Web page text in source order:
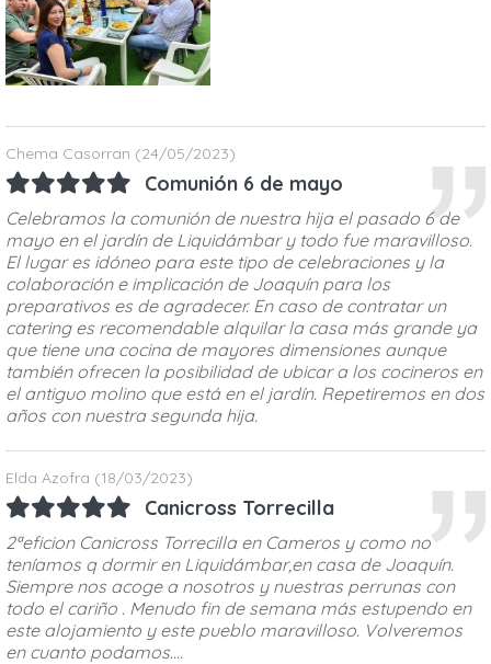
Chema Casorran (24/05/2023)
Comunión 6 de mayo
Celebramos la comunión de nuestra hija el pasado 6 de
mayo en el jardín de Liquidámbar y todo fue maravilloso.
El lugar es idóneo para este tipo de celebraciones y la
colaboración e implicación de Joaquín para los
preparativos es de agradecer. En caso de contratar un
catering es recomendable alquilar la casa más grande ya
que tiene una cocina de mayores dimensiones aunque
también ofrecen la posibilidad de ubicar a los cocineros en
el antiguo molino que está en el jardín. Repetiremos en dos
años con nuestra segunda hija.
Elda Azofra (18/03/2023)
Canicross Torrecilla
2ªeficion Canicross Torrecilla en Cameros y como no
teníamos q dormir en Liquidámbar,en casa de Joaquín.
Siempre nos acoge a nosotros y nuestras perrunas con
todo el cariño . Menudo fin de semana más estupendo en
este alojamiento y este pueblo maravilloso. Volveremos
en cuanto podamos....